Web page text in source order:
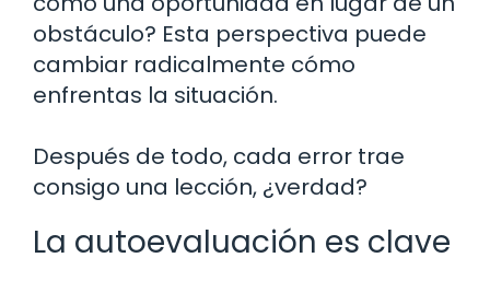
obstáculo? Esta perspectiva puede
cambiar radicalmente cómo
enfrentas la situación.
Después de todo, cada error trae
consigo una lección, ¿verdad?
La autoevaluación es clave